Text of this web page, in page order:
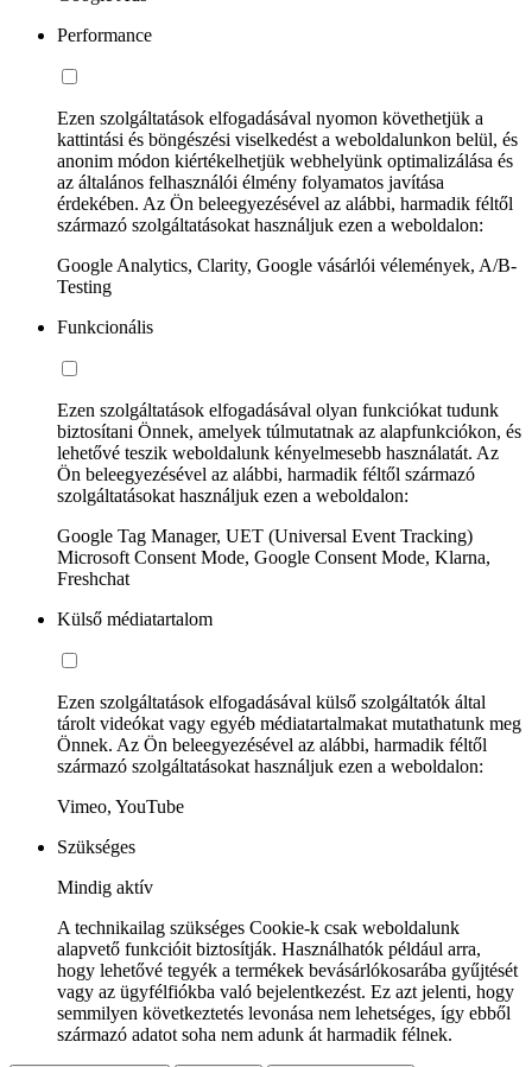
Performance
Ezen szolgáltatások elfogadásával nyomon követhetjük a
kattintási és böngészési viselkedést a weboldalunkon belül, és
anonim módon kiértékelhetjük webhelyünk optimalizálása és
az általános felhasználói élmény folyamatos javítása
érdekében. Az Ön beleegyezésével az alábbi, harmadik féltől
származó szolgáltatásokat használjuk ezen a weboldalon:
Google Analytics, Clarity, Google vásárlói vélemények, A/B-
Testing
Funkcionális
Ezen szolgáltatások elfogadásával olyan funkciókat tudunk
biztosítani Önnek, amelyek túlmutatnak az alapfunkciókon, és
lehetővé teszik weboldalunk kényelmesebb használatát. Az
Ön beleegyezésével az alábbi, harmadik féltől származó
szolgáltatásokat használjuk ezen a weboldalon:
Google Tag Manager, UET (Universal Event Tracking)
Microsoft Consent Mode, Google Consent Mode, Klarna,
Freshchat
Külső médiatartalom
Ezen szolgáltatások elfogadásával külső szolgáltatók által
tárolt videókat vagy egyéb médiatartalmakat mutathatunk meg
Önnek. Az Ön beleegyezésével az alábbi, harmadik féltől
származó szolgáltatásokat használjuk ezen a weboldalon:
Vimeo, YouTube
Szükséges
Mindig aktív
A technikailag szükséges Cookie-k csak weboldalunk
alapvető funkcióit biztosítják. Használhatók például arra,
hogy lehetővé tegyék a termékek bevásárlókosarába gyűjtését
vagy az ügyfélfiókba való bejelentkezést. Ez azt jelenti, hogy
semmilyen következtetés levonása nem lehetséges, így ebből
származó adatot soha nem adunk át harmadik félnek.